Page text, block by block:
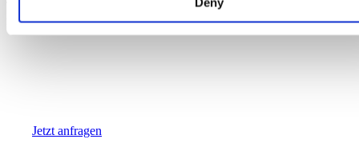
Team Lösungen, an die Sie vielleicht heute noch gar nicht denken -
fragen Sie uns und lassen Sie sich begeistern.
Jetzt anfragen